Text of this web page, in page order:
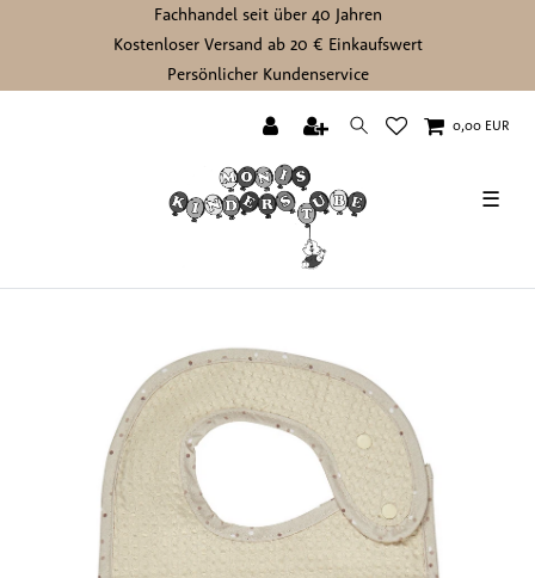
Fachhandel seit über 40 Jahren
Kostenloser Versand ab 20 € Einkaufswert
Persönlicher Kundenservice
0,00 EUR
☰